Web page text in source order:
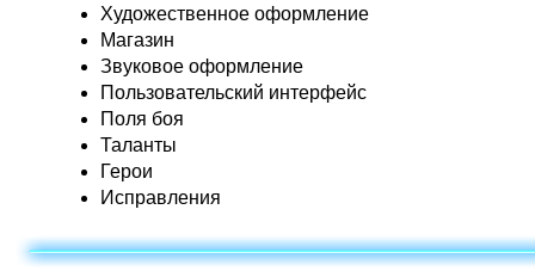
Художественное оформление
Магазин
Звуковое оформление
Пользовательский интерфейс
Поля боя
Таланты
Герои
Исправления